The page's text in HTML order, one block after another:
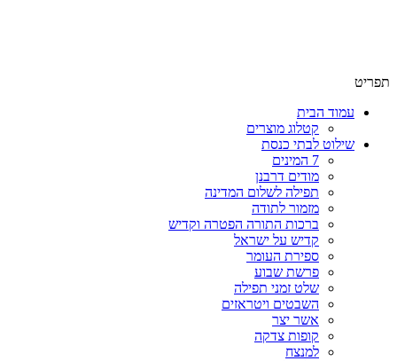
תפריט
עמוד הבית
קטלוג מוצרים
שילוט לבתי כנסת
7 המינים
מודים דרבנן
תפילה לשלום המדינה
מזמור לתודה
ברכות התורה הפטרה וקדיש
קדיש על ישראל
ספירת העומר
פרשת שבוע
שלט זמני תפילה
השבטים ויטראזים
אשר יצר
קופות צדקה
למנצח